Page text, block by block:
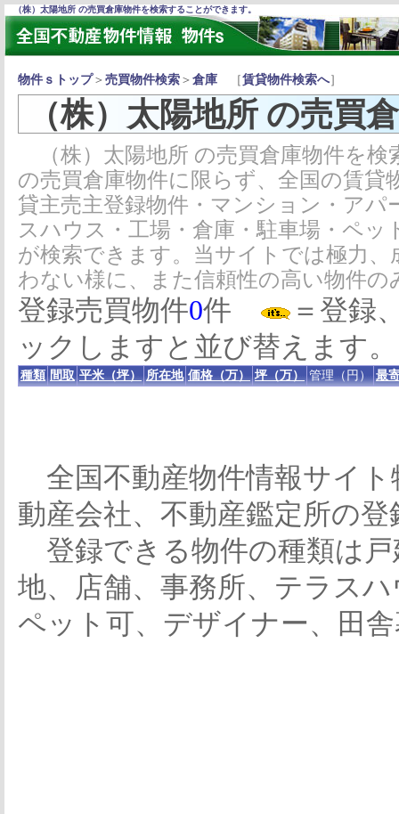
（株）太陽地所 の売買倉庫物件を検索することができます。
物件ｓトップ＞ 売買物件検索 ＞ 倉庫 ［賃貸物件検索へ］
（株）太陽地所 の売買
（株）太陽地所 の売買倉庫物件を
の売買倉庫物件に限らず、全国の賃貸
貸主売主登録物件・マンション・アパ
スハウス・工場・倉庫・駐車場・ペ
が検索できます。当サイトでは極力
わない様に、また信頼性の高い物件
登録売買物件0件
＝登録
ックしますと並び替えます。
種類 間取 平米（坪） 所在地 価格（万） 坪（万） 管理（円） 最
全国不動産物件情報サイト
動産会社、不動産鑑定所の
登録できる物件の種類は
地、店舗、事務所、テラス
ペット可、デザイナー、田